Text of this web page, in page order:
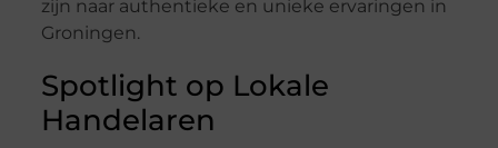
zijn naar authentieke en unieke ervaringen in
Groningen.
Spotlight op Lokale
Handelaren